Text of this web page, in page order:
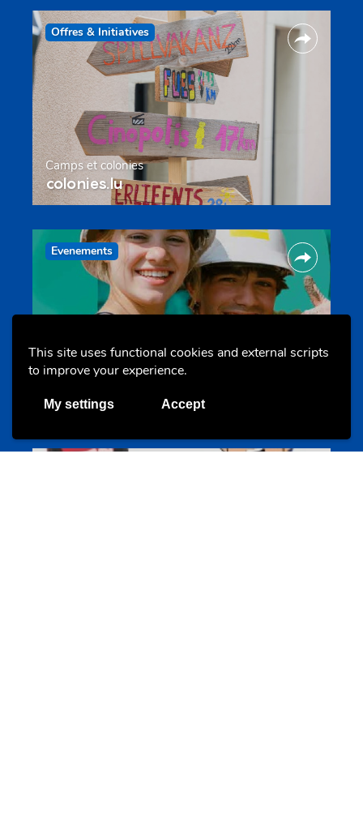
This site uses functional cookies and external scripts
to improve your experience.
My settings Accept
Offres & Initiatives
Camps et colonies
colonies.lu
Evenements
jugendprais.lu